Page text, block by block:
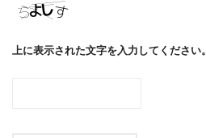
上に表示された文字を入力してください。